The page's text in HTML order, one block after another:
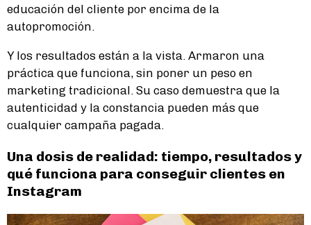
educación del cliente por encima de la
autopromoción.
Y los resultados están a la vista. Armaron una
práctica que funciona, sin poner un peso en
marketing tradicional. Su caso demuestra que la
autenticidad y la constancia pueden más que
cualquier campaña pagada.
Una dosis de realidad: tiempo, resultados y
qué funciona para conseguir clientes en
Instagram